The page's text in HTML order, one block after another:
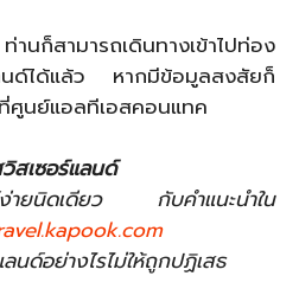
นก็สามารถเดินทางเข้าไปท่อง
ลนด์ได้แล้ว หากมีข้อมูลสงสัยก็
ศูนย์แอลทีเอสคอนแทค
สเซอร์แลนด์
ง่ายนิดเดียว กับคำแนะนำใน
นด์อย่างไรไม่ให้ถูกปฏิเสธ